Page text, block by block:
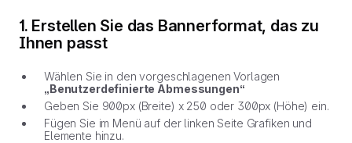
1. Erstellen Sie das Bannerformat, das zu
Ihnen passt
Wählen Sie in den vorgeschlagenen Vorlagen
„Benutzerdefinierte Abmessungen“
Geben Sie 900px (Breite) x 250 oder 300px (Höhe) ein.
Fügen Sie im Menü auf der linken Seite Grafiken und
Elemente hinzu.